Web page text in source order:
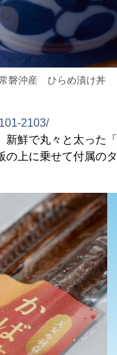
磐沖産 ひらめ漬け丼
2103/
鮮で丸々と太った
上に乗せて付属の